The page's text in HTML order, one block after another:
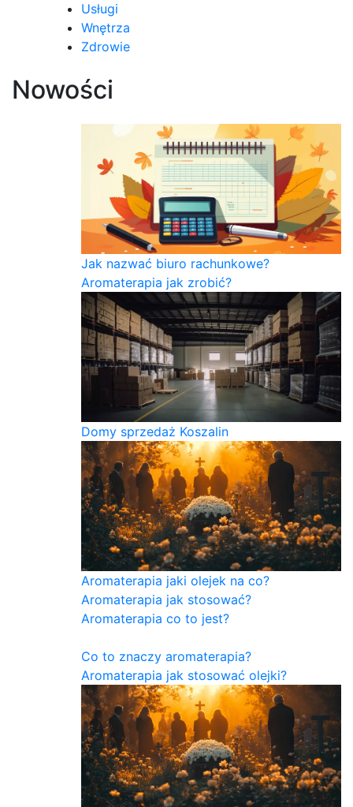
Usługi
Wnętrza
Zdrowie
Nowości
Jak nazwać biuro rachunkowe?
Aromaterapia jak zrobić?
Domy sprzedaż Koszalin
Aromaterapia jaki olejek na co?
Aromaterapia jak stosować?
Aromaterapia co to jest?
Co to znaczy aromaterapia?
Aromaterapia jak stosować olejki?